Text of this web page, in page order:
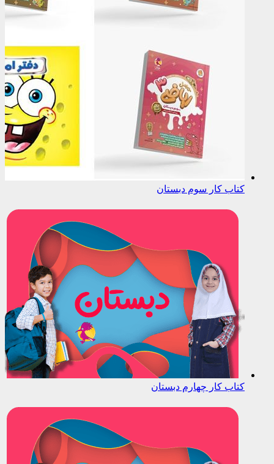
کتاب کار سوم دبستان
کتاب کار چهارم دبستان